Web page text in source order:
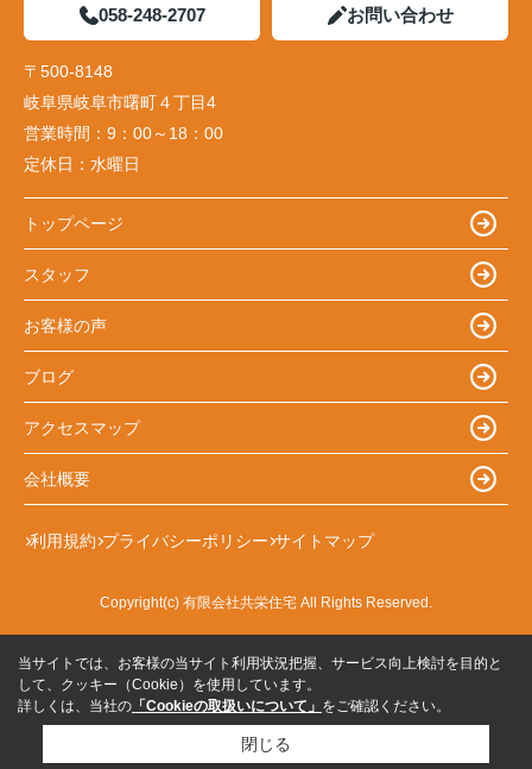
058-248-2707 お問い合わせ
〒500-8148
岐阜県岐阜市曙町４丁目4
営業時間： 9：00～18：00
定休日： 水曜日
トップページ
スタッフ
お客様の声
ブログ
アクセスマップ
会社概要
利用規約 プライバシーポリシー サイトマップ
Copyright(c) 有限会社共栄住宅 All Rights Reserved.
当サイトでは、お客様の当サイト利用状況把握、サービス向上検討を目的と
して、クッキー（Cookie）を使用しています。
詳しくは、当社の 「Cookieの取扱いについて」 をご確認ください。
閉じる